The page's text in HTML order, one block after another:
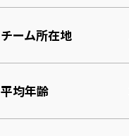
チーム所在地
平均年齢